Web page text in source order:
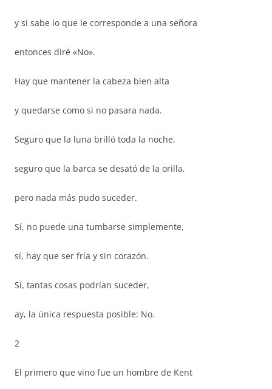
y si sabe lo que le corresponde a una señora
entonces diré «No».
Hay que mantener la cabeza bien alta
y quedarse como si no pasara nada.
Seguro que la luna brilló toda la noche,
seguro que la barca se desató de la orilla,
pero nada más pudo suceder.
Sí, no puede una tumbarse simplemente,
sí, hay que ser fría y sin corazón.
Sí, tantas cosas podrían suceder,
ay, la única respuesta posible: No.
2
El primero que vino fue un hombre de Kent